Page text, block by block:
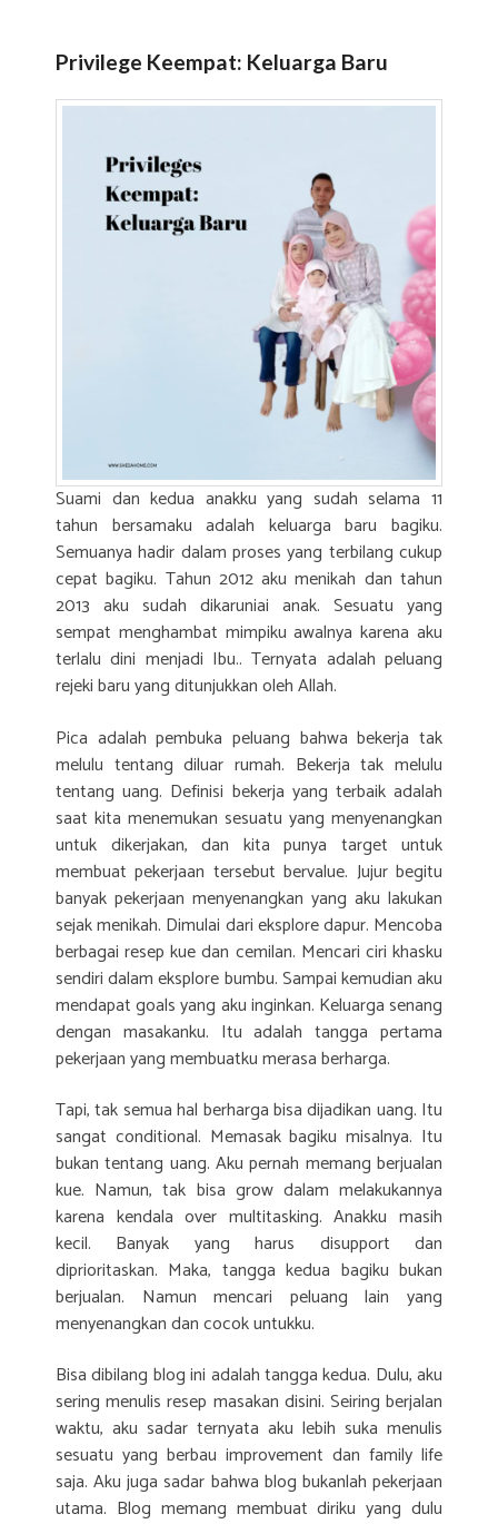
Privilege Keempat: Keluarga Baru
Suami dan kedua anakku yang sudah selama 11
tahun bersamaku adalah keluarga baru bagiku.
Semuanya hadir dalam proses yang terbilang cukup
cepat bagiku. Tahun 2012 aku menikah dan tahun
2013 aku sudah dikaruniai anak. Sesuatu yang
sempat menghambat mimpiku awalnya karena aku
terlalu dini menjadi Ibu.. Ternyata adalah peluang
rejeki baru yang ditunjukkan oleh Allah.
Pica adalah pembuka peluang bahwa bekerja tak
melulu tentang diluar rumah. Bekerja tak melulu
tentang uang. Definisi bekerja yang terbaik adalah
saat kita menemukan sesuatu yang menyenangkan
untuk dikerjakan, dan kita punya target untuk
membuat pekerjaan tersebut bervalue. Jujur begitu
banyak pekerjaan menyenangkan yang aku lakukan
sejak menikah. Dimulai dari eksplore dapur. Mencoba
berbagai resep kue dan cemilan. Mencari ciri khasku
sendiri dalam eksplore bumbu. Sampai kemudian aku
mendapat goals yang aku inginkan. Keluarga senang
dengan masakanku. Itu adalah tangga pertama
pekerjaan yang membuatku merasa berharga.
Tapi, tak semua hal berharga bisa dijadikan uang. Itu
sangat conditional. Memasak bagiku misalnya. Itu
bukan tentang uang. Aku pernah memang berjualan
kue. Namun, tak bisa grow dalam melakukannya
karena kendala over multitasking. Anakku masih
kecil. Banyak yang harus disupport dan
diprioritaskan. Maka, tangga kedua bagiku bukan
berjualan. Namun mencari peluang lain yang
menyenangkan dan cocok untukku.
Bisa dibilang blog ini adalah tangga kedua. Dulu, aku
sering menulis resep masakan disini. Seiring berjalan
waktu, aku sadar ternyata aku lebih suka menulis
sesuatu yang berbau improvement dan family life
saja. Aku juga sadar bahwa blog bukanlah pekerjaan
utama. Blog memang membuat diriku yang dulu